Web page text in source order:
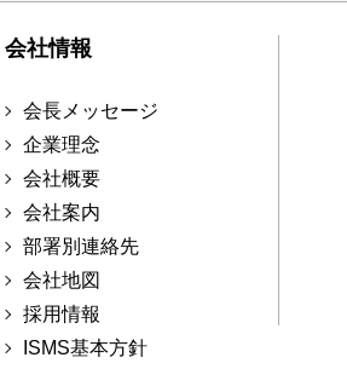
会社情報
会長メッセージ
企業理念
会社概要
会社案内
部署別連絡先
会社地図
採用情報
ISMS基本方針